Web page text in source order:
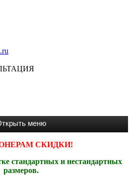
СКИДКИ!
стандартных и нестандартных
размеров.